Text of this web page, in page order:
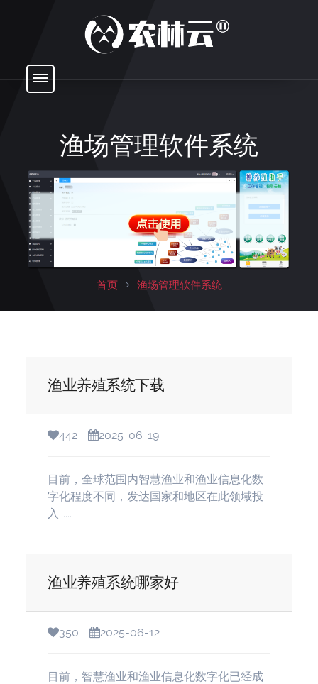
渔场管理软件系统
首页 > 渔场管理软件系统
渔业养殖系统下载
442 2025-06-19
目前，全球范围内智慧渔业和渔业信息化数
字化程度不同，发达国家和地区在此领域投
入......
渔业养殖系统哪家好
350 2025-06-12
目前，智慧渔业和渔业信息化数字化已经成